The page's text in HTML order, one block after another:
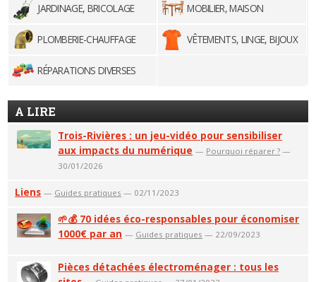
JARDINAGE, BRICOLAGE
MOBILIER, MAISON
PLOMBERIE-CHAUFFAGE VÊTEMENTS, LINGE, BIJOUX
RÉPARATIONS DIVERSES
A LIRE
Trois-Rivières : un jeu-vidéo pour sensibiliser
aux impacts du numérique — Pourquoi réparer ? —
30/01/2026
Liens — Guides pratiques — 02/11/2023
🌱💰 70 idées éco-responsables pour économiser
1000€ par an — Guides pratiques — 22/09/2023
Pièces détachées électroménager : tous les